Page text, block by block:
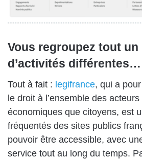
Vous regroupez tout un
d’activités différentes…
Tout à fait : legifrance, qui a
le droit à l’ensemble des
économiques que citoyens, est
fréquentés des sites publics
pouvoir être accessible, avec
service tout au long du temps.